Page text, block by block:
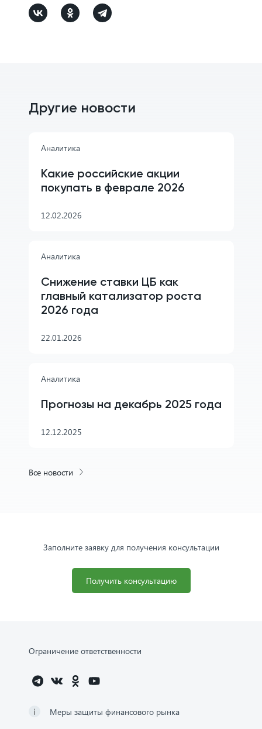
Другие новости
Аналитика
Какие российские акции
покупать в феврале 2026
12.02.2026
Аналитика
Снижение ставки ЦБ как
главный катализатор роста
2026 года
22.01.2026
Аналитика
Прогнозы на декабрь 2025 года
12.12.2025
Все новости
Заполните заявку для получения консультации
Получить консультацию
Ограничение ответственности
Меры защиты финансового рынка